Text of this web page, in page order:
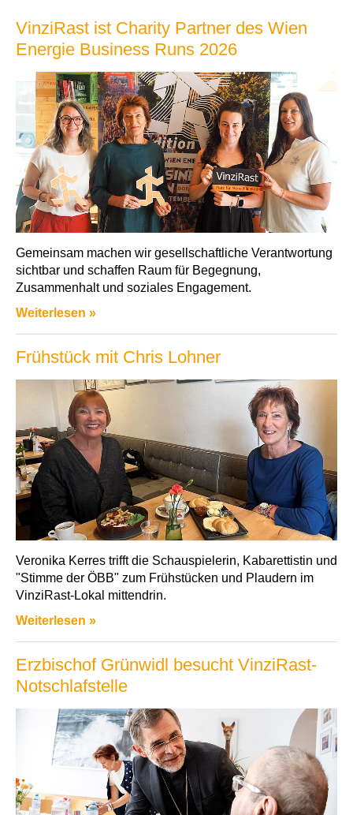
VinziRast ist Charity Partner des Wien
Energie Business Runs 2026
Gemeinsam machen wir gesellschaftliche Verantwortung
sichtbar und schaffen Raum für Begegnung,
Zusammenhalt und soziales Engagement.
Weiterlesen »
Frühstück mit Chris Lohner
Veronika Kerres trifft die Schauspielerin, Kabarettistin und
"Stimme der ÖBB" zum Frühstücken und Plaudern im
VinziRast-Lokal mittendrin.
Weiterlesen »
Erzbischof Grünwidl besucht VinziRast-
Notschlafstelle